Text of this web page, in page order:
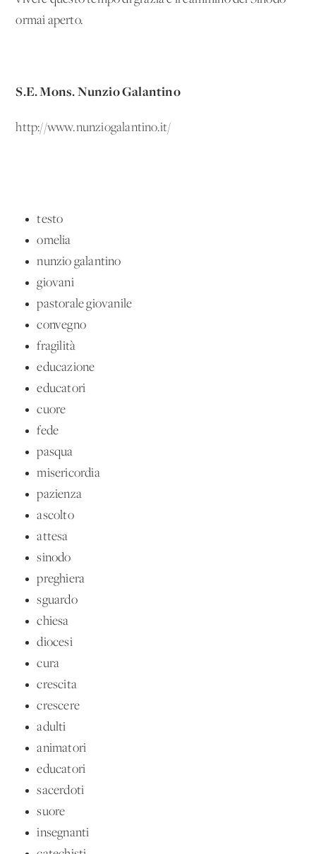
ormai aperto.
S.E. Mons. Nunzio Galantino
http://www.nunziogalantino.it/
testo
omelia
nunzio galantino
giovani
pastorale giovanile
convegno
fragilità
educazione
educatori
cuore
fede
pasqua
misericordia
pazienza
ascolto
attesa
sinodo
preghiera
sguardo
chiesa
diocesi
cura
crescita
crescere
adulti
animatori
educatori
sacerdoti
suore
insegnanti